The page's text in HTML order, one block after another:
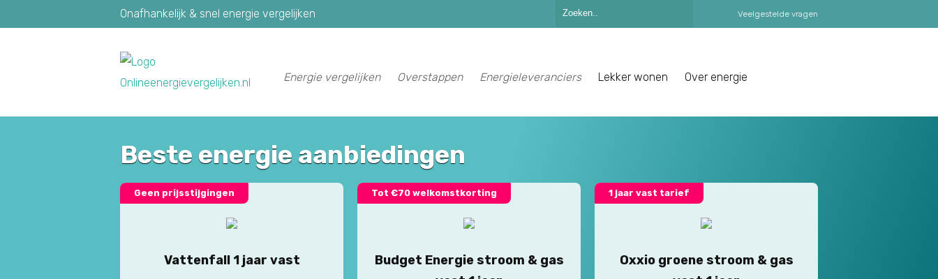
Onafhankelijk & snel energie vergelijken Veelgestelde vragen
Energie vergelijken Overstappen Energieleveranciers Lekker wonen Over energie
Beste energie aanbiedingen
Geen prijsstijgingen
Vattenfall 1 jaar vast
Tot €70 welkomstkorting
Budget Energie stroom & gas
1 jaar vast tarief
Oxxio groene stroom & gas